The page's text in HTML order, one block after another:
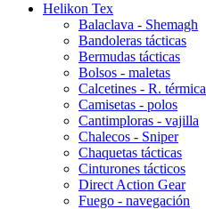
Helikon Tex
Balaclava - Shemagh
Bandoleras tácticas
Bermudas tácticas
Bolsos - maletas
Calcetines - R. térmica
Camisetas - polos
Cantimploras - vajilla
Chalecos - Sniper
Chaquetas tácticas
Cinturones tácticos
Direct Action Gear
Fuego - navegación